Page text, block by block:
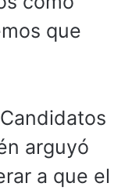
que
arguyó
a que el